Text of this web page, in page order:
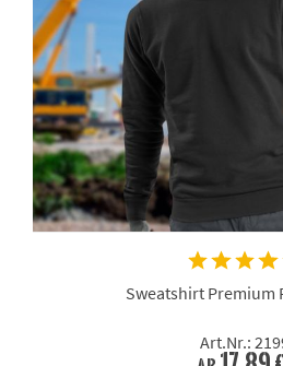
Sweatshirt Premium
Art.Nr.: